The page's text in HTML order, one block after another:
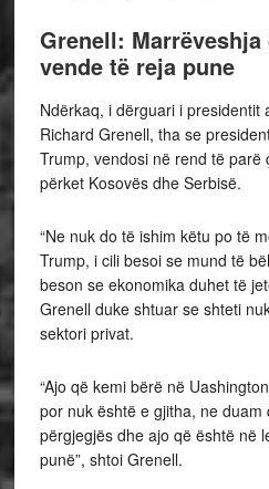
Grenell:
vende të reja pune
Ndërkaq, i dërguari i presidentit
Richard Grenell, tha se
Trump, vendosi në rend të parë
përket Kosovës dhe Serbisë.
“Ne nuk do të ishim këtu po të
Trump, i cili besoi se mund të
beson se ekonomika duhet të
Grenell duke shtuar se shteti
sektori privat.
“Ajo që kemi bërë në
por nuk është e gjitha, ne duam
përgjegjës dhe ajo që është në
punë”, shtoi Grenell.